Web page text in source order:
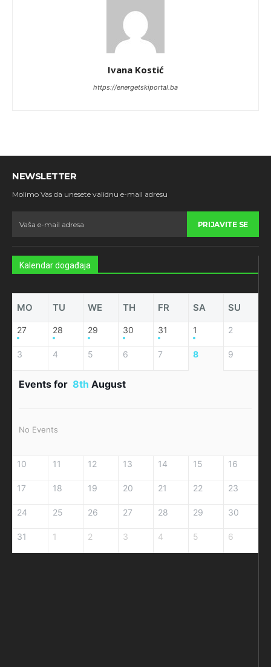
Ivana Kostić
https://energetskiportal.ba
NEWSLETTER
Molimo Vas da unesete validnu e-mail adresu
PRIJAVITE SE
Kalendar događaja
MO TU WE TH FR SA SU
27 28 29 30 31 1 2
3 4 5 6 7 8 9
Events for 8th August
No Events
10 11 12 13 14 15 16
17 18 19 20 21 22 23
24 25 26 27 28 29 30
31 1 2 3 4 5 6